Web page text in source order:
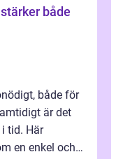
både
både för
är det
tid. Här
en enkel och